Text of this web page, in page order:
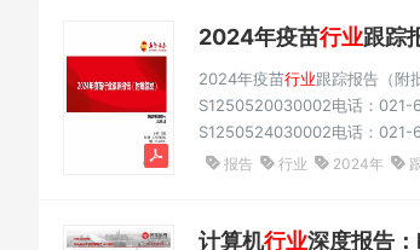
2024年疫苗行业跟踪
2024年疫苗行业跟踪报告（附
S1250520030002电话：021-
S1250524030002电话：021-
签发情况：多联苗：2024FY
报告 行业 2024年
计算机行业深度报告